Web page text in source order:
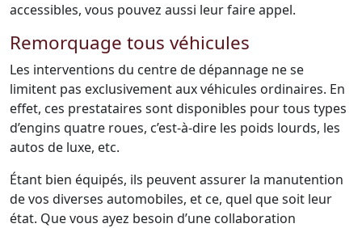
accessibles, vous pouvez aussi leur faire appel.
Remorquage tous véhicules
Les interventions du centre de dépannage ne se
limitent pas exclusivement aux véhicules ordinaires. En
effet, ces prestataires sont disponibles pour tous types
d’engins quatre roues, c’est-à-dire les poids lourds, les
autos de luxe, etc.
Étant bien équipés, ils peuvent assurer la manutention
de vos diverses automobiles, et ce, quel que soit leur
état. Que vous ayez besoin d’une collaboration